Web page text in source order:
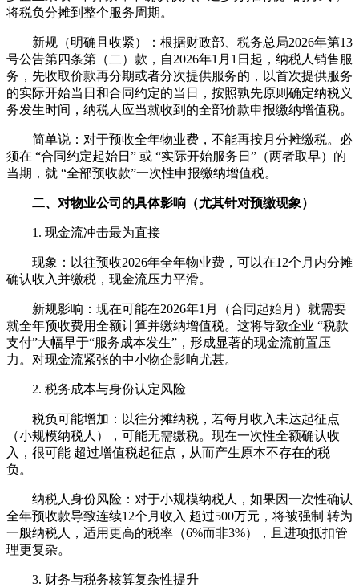
将税负分摊到整个服务周期。
新规（明确且收紧）：根据财政部、税务总局2026年第13
号公告第四条第（二）款，自2026年1月1日起，纳税人销售服
务，先收取价款再分期或者分次提供服务的，以首次提供服务
的实际开始当日和合同约定的当日，按照孰先原则确定纳税义
务发生时间，纳税人应当就收到的全部价款申报缴纳增值税。
简单说：对于预收全年物业费，不能再按月分摊缴税。必
须在 “合同约定起始日” 或 “实际开始服务日”（两者取早）的
当期，就 “全部预收款”一次性申报缴纳增值税。
二、对物业公司的具体影响（尤其针对预缴现象）
1. 现金流冲击最为直接
现象：以往预收2026年全年物业费，可以在12个月内分摊
确认收入并缴税，现金流压力平滑。
新规影响：现在可能在2026年1月（合同起始月）就需要
就全年预收费用全额计算并缴纳增值税。这将导致企业 “税款
支付”大幅早于“服务成本发生”，形成显著的现金流前置压
力。对现金流紧张的中小物企影响尤甚。
2. 税务成本与身份认定风险
税负可能增加：以往分摊纳税，若每月收入未达起征点
（小规模纳税人），可能无需缴税。现在一次性全额确认收
入，很可能 超过增值税起征点，从而产生原本不存在的税
负。
纳税人身份风险：对于小规模纳税人，如果因一次性确认
全年预收款导致连续12个月收入 超过500万元，将被强制 转为
一般纳税人，适用更高的税率（6%而非3%），且进项抵扣管
理更复杂。
3. 财务与税务核算复杂性提升